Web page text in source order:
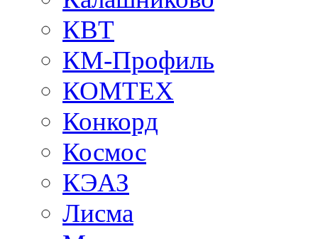
КВТ
КМ-Профиль
КОМТЕХ
Конкорд
Космос
КЭАЗ
Лисма